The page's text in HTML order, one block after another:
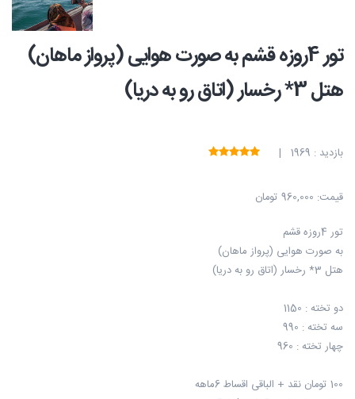
تور 4روزه قشم به صورت هوایی (پرواز ماهان)
هتل 3* رخسار (اتاق رو به دریا)
بازدید : 1969 |
قیمت: 960,000 تومان
تور 4روزه قشم
به صورت هوایی (پرواز ماهان)
هتل 3* رخسار (اتاق رو به دریا)
دو تخته : 1150
سه تخته : 990
چهار تخته : 960
100 تومان نقد + الباقی اقساط 6ماهه